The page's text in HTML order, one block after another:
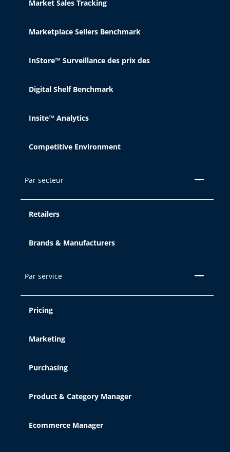
Market Sales Tracking
Marketplace Sellers Benchmark
InStore™ Surveillance des prix des
Digital Shelf Benchmark
Insite™ Analytics
Competitive Environment
Par secteur
Retailers
Brands & Manufacturers
Par service
Pricing
Marketing
Purchasing
Product & Category Manager
Ecommerce Manager